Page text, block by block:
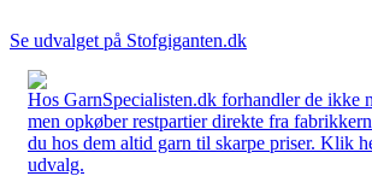
Se udvalget på Stofgiganten.dk
Hos GarnSpecialisten.dk forhandler de ikke
men opkøber restpartier direkte fra
du hos dem altid garn til skarpe priser. Klik
udvalg.